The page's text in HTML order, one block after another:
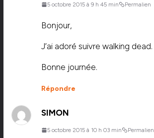
5 octobre 2015 à 9 h 45 min Permalien
Bonjour,
J’ai adoré suivre walking dead.
Bonne journée.
Répondre
SIMON
5 octobre 2015 à 10 h 03 min Permalien